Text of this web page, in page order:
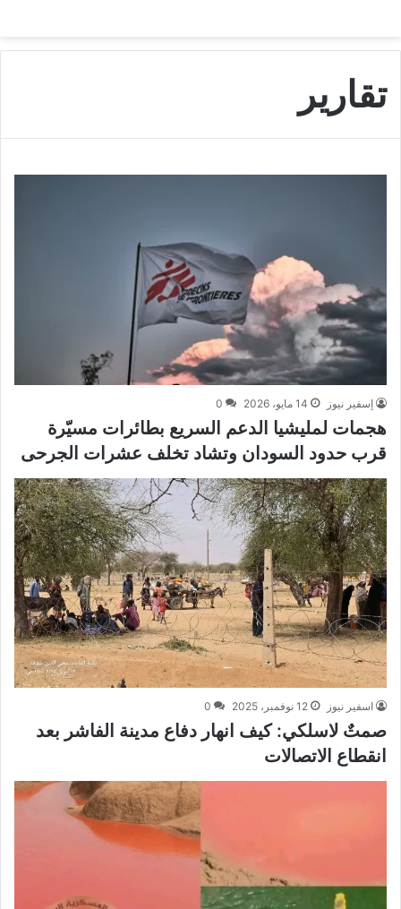
تقارير
إسفير نيوز 14 مايو، 2026 0
هجمات لمليشيا الدعم السريع بطائرات مسيّرة
قرب حدود السودان وتشاد تخلف عشرات الجرحى
اسفير نيوز 12 نوفمبر، 2025 0
صمتٌ لاسلكي: كيف انهار دفاع مدينة الفاشر بعد
انقطاع الاتصالات